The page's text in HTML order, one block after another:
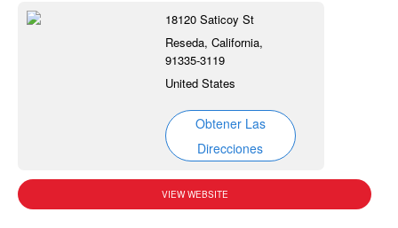
18120 Saticoy St
Reseda, California,
91335-3119
United States
Obtener Las
Direcciones
VIEW WEBSITE